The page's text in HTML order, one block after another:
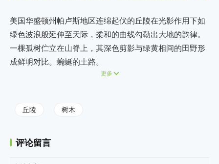
美国华盛顿州帕卢斯地区连绵起伏的丘陵在光影作用下如
绿色波浪般延伸至天际，柔和的曲线勾勒出大地的韵律。
一棵孤树伫立在山脊上，其深色剪影与绿黄相间的田野形
成鲜明对比。蜿蜒的土路。
更多
丘陵 树木
评论留言